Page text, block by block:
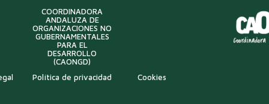
COORDINADORA
ANDALUZA DE
ORGANIZACIONES NO
GUBERNAMENTALES
PARA EL
DESARROLLO
(CAONGD)
Política de privacidad Cookies